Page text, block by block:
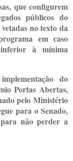
que configurem
públicos do
no texto da
em caso
à mínima
do
Portas Abertas,
pelo Ministério
para o Senado,
não perder a